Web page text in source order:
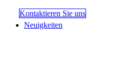
Neuigkeiten
Kontaktieren Sie uns